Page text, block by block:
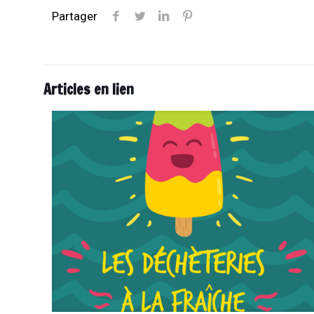
Partager
Articles en lien